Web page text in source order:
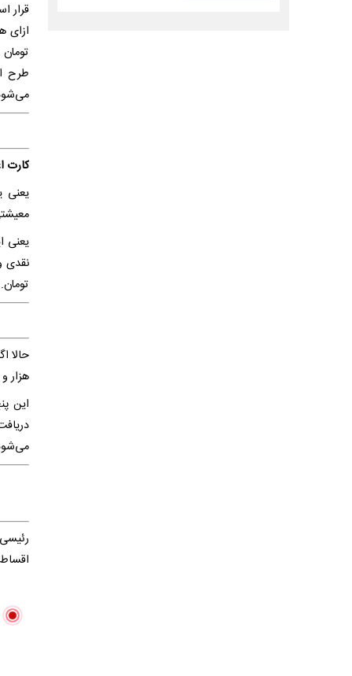
قرار
طرح
کارت
یعنی
تومان.
هزار و ۵۰۰ تومان و ۷۵۰ هزار تومان کارت اعتباری دریافت می‌کنند.
می‌شود و از ۴۳۲ هزار تومان به